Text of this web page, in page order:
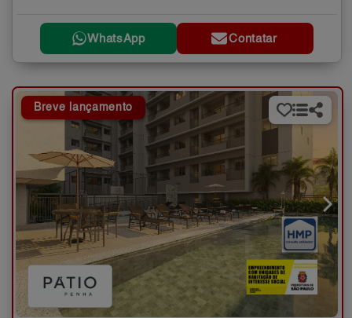
WhatsApp Contatar
Breve lançamento